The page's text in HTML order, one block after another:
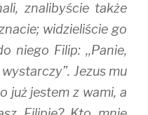
znalibyście także
widzieliście go
niego Filip: ,,Panie,
Jezus mu
już jestem z wami, a